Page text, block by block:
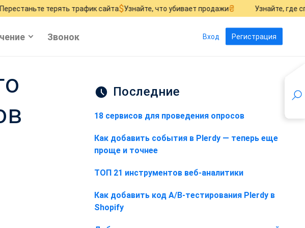
терять трафик сайта$Узнайте, что убивает продажи₴ Узнайте, где сгорают
Звонок Вход Регистрация
Последние
18 сервисов для проведения опросов
Как добавить события в Plerdy — теперь еще
проще и точнее
ТОП 21 инструментов веб-аналитики
Как добавить код A/B-тестирования Plerdy в
Shopify